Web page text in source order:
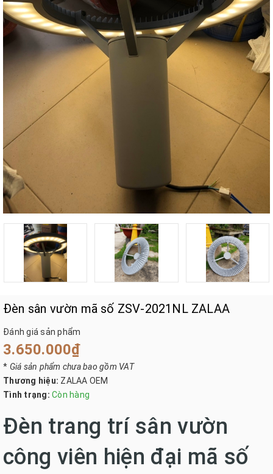
Đèn sân vườn mã số ZSV-2021NL ZALAA
Đánh giá sản phẩm
3.650.000₫
* Giá sản phẩm chưa bao gồm VAT
Thương hiệu: ZALAA OEM
Tình trạng: Còn hàng
Đèn trang trí sân vườn
công viên hiện đại mã số